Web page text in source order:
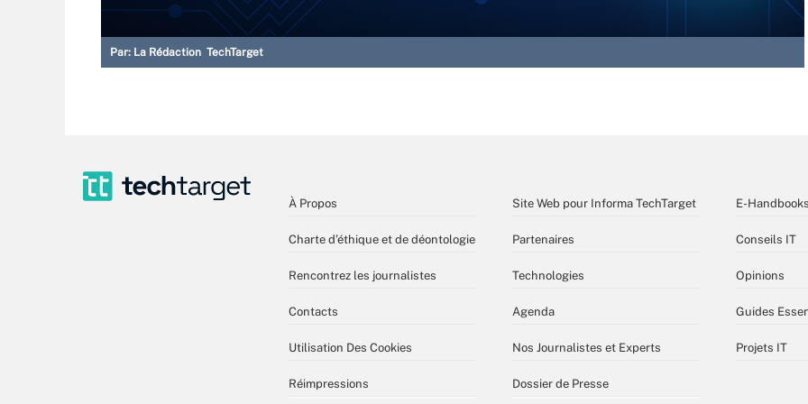
Par: La Rédaction TechTarget
À Propos
Charte d’éthique et de déontologie
Rencontrez les journalistes
Contacts
Utilisation Des Cookies
Réimpressions
Site Web pour Informa TechTarget
Partenaires
Technologies
Agenda
Nos Journalistes et Experts
Dossier de Presse
E-Handbooks
Conseils IT
Opinions
Guides
Projets IT